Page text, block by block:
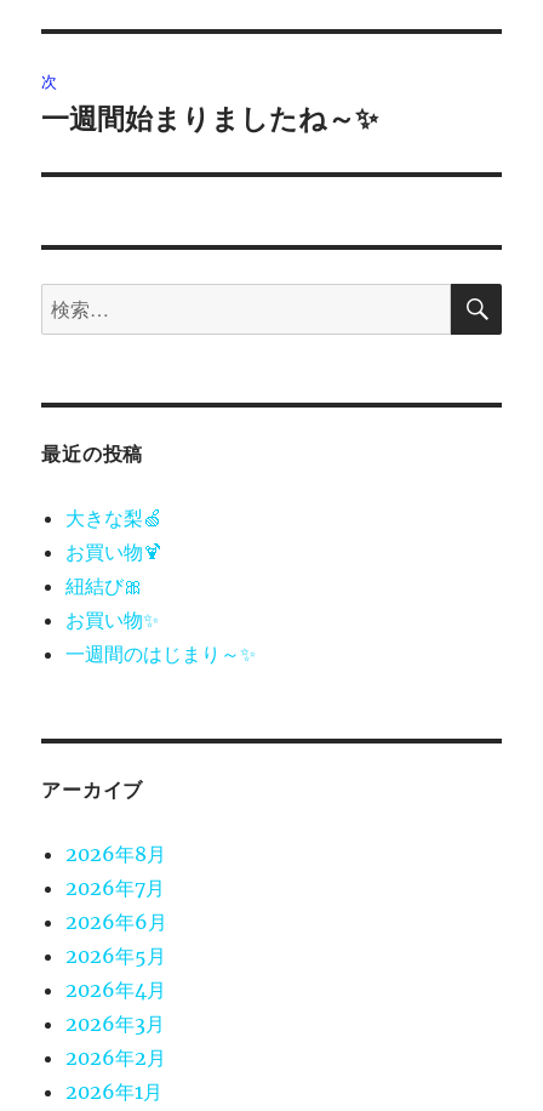
ビ
ゲ
ー
ン
投
稿:
次
次
投
一週間始まりましたね～✨
検
索:
検
最近の投稿
大きな梨🍏
お買い物🍹
紐結び🎀
お買い物✨
一週間のはじまり～✨
アーカイブ
2026年8月
2026年7月
2026年6月
2026年5月
2026年4月
2026年3月
2026年2月
2026年1月